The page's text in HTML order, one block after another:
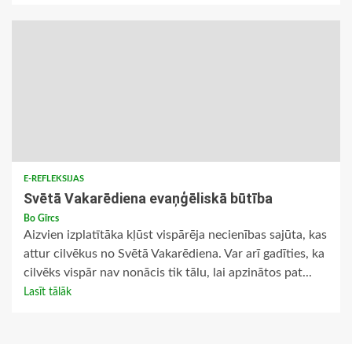
E-REFLEKSIJAS
Svētā Vakarēdiena evaņģēliskā būtība
Bo Gīrcs
Aizvien izplatītāka kļūst vispārēja necienības sajūta, kas
attur cilvēkus no Svētā Vakarēdiena. Var arī gadīties, ka
cilvēks vispār nav nonācis tik tālu, lai apzinātos pat...
Lasīt tālāk